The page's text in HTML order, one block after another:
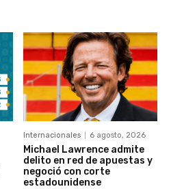
Internacionales 6 agosto, 2026
Michael Lawrence admite
delito en red de apuestas y
negoció con corte
estadounidense